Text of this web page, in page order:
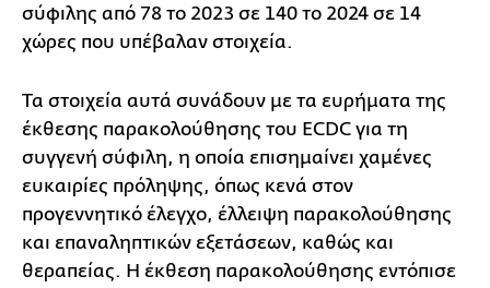
σύφιλης από 78 το 2023 σε 140 το 2024 σε 14
χώρες που υπέβαλαν στοιχεία.
Τα στοιχεία αυτά συνάδουν με τα ευρήματα της
έκθεσης παρακολούθησης του ECDC για τη
συγγενή σύφιλη, η οποία επισημαίνει χαμένες
ευκαιρίες πρόληψης, όπως κενά στον
προγεννητικό έλεγχο, έλλειψη παρακολούθησης
και επαναληπτικών εξετάσεων, καθώς και
θεραπείας. Η έκθεση παρακολούθησης εντόπισε